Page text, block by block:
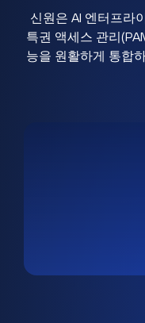
신원은 AI 엔터프라
특권 액세스 관리
능을 원활하게 통합